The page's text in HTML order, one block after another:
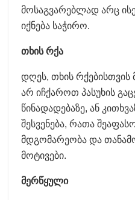
მოსაგვარებლად არც
იქნება საჭირო.
თხის რქა
დღეს, თხის რქებისთვის
არ იჩქაროთ პასუხის
წინადადებაზე, ან
შესვენება, რათა
მდგომარეობა და
მოტივები.
მერწყული